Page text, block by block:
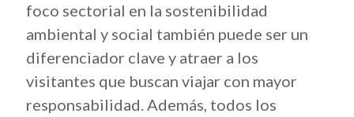
foco sectorial en la sostenibilidad
ambiental y social también puede ser un
diferenciador clave y atraer a los
visitantes que buscan viajar con mayor
responsabilidad. Además, todos los